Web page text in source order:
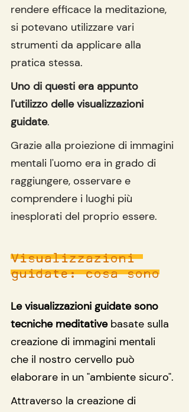
rendere efficace la meditazione,
si potevano utilizzare vari
strumenti da applicare alla
pratica stessa.
Uno di questi era appunto
l'utilizzo delle visualizzazioni
guidate.
Grazie alla proiezione di immagini
mentali l'uomo era in grado di
raggiungere, osservare e
comprendere i luoghi più
inesplorati del proprio essere.
Visualizzazioni
guidate: cosa sono
Le visualizzazioni guidate sono
tecniche meditative basate sulla
creazione di immagini mentali
che il nostro cervello può
elaborare in un "ambiente sicuro".
Attraverso la creazione di